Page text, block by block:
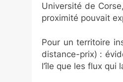
Université de
proximité pouvait
Pour un territoire
distance-prix) :
l’île que les flux qui